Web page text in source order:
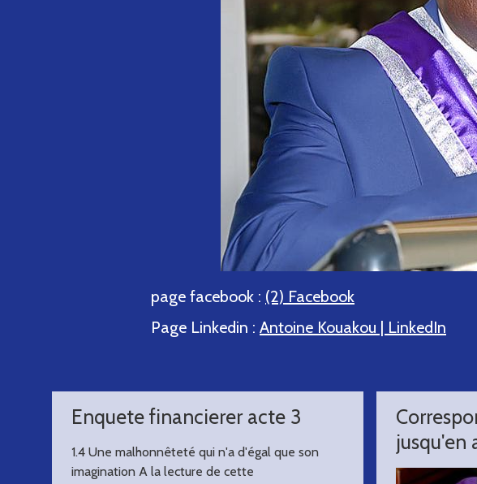
page facebook : (2) Facebook
Page Linkedin : Antoine Kouakou | LinkedIn
Enquete financierer acte 3
1.4 Une malhonnêteté qui n'a d'égal que son
imagination A la lecture de cette
jusqu'en